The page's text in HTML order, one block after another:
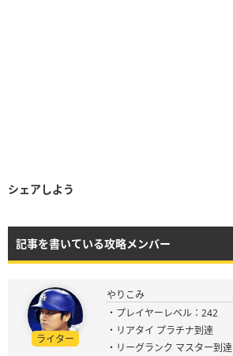
シェアしよう
記事を書いている攻略メンバー
ライター
やりこみ
・プレイヤーレベル：242
・リアタイ プラチナ到達
・リーグランク マスター到達